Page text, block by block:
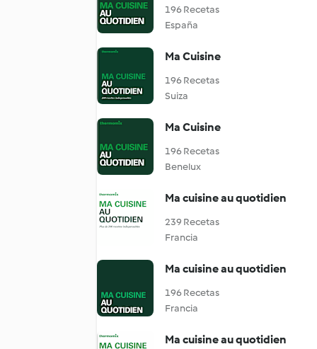
196 Recetas
España
Ma Cuisine
196 Recetas
Suiza
Ma Cuisine
196 Recetas
Benelux
Ma cuisine au quotidien
239 Recetas
Francia
Ma cuisine au quotidien
196 Recetas
Francia
Ma cuisine au quotidien